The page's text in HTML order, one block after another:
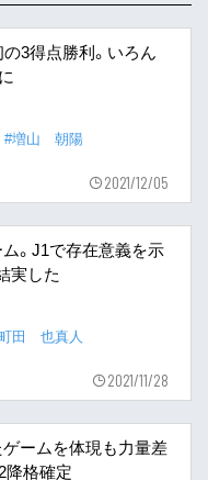
3得点勝利。いろん
#増山 朝陽
2021/12/05
。J1で存在意義を示
実した
田 也真人
2021/11/28
ームを体現も力量差
降格確定